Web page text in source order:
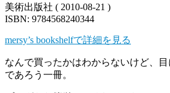
美術出版社 ( 2010-08-21 )
ISBN: 9784568240344
mersy’s bookshelfで詳細を見る
なんで買ったかはわからないけど、
であろう一冊。